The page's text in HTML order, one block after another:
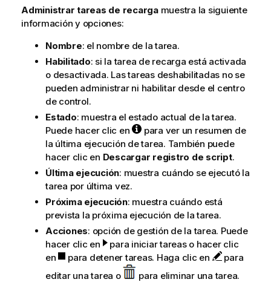
r
m
t
i
v
a
Administrar tareas de recargamuestra la siguiente
información y opciones:
Nombre: el nombre de la tarea.
Habilitado: si la tarea de recarga está activada
o desactivada. Las tareas deshabilitadas no se
pueden administrar ni habilitar desde el centro
de control.
Estado: muestra el estado actual de la tarea.
Puede hacer clic en
para ver un resumen de
la última ejecución de tarea. También puede
hacer clic en Descargar registro de script.
Última ejecución: muestra cuándo se ejecutó la
tarea por última vez.
Próxima ejecución: muestra cuándo está
prevista la próxima ejecución de la tarea.
Acciones: opción de gestión de la tarea. Puede
hacer clic en
para iniciar tareas o hacer clic
en
para detener tareas. Haga clic en
para
editar una tarea o
para eliminar una tarea.